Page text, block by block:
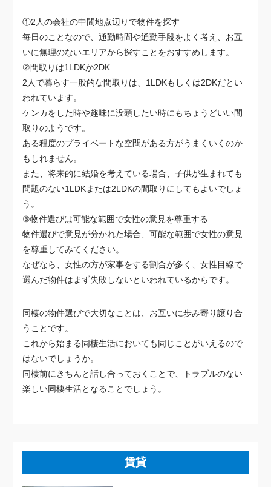
①2人の会社の中間地点辺りで物件を探す
毎日のことなので、通勤時間や通勤手段をよく考え、お互
いに無理のないエリアから探すことをおすすめします。
②間取りは1LDKか2DK
2人で暮らす一般的な間取りは、1LDKもしくは2DKだとい
われています。
ケンカをした時や趣味に没頭したい時にもちょうどいい間
取りのようです。
ある程度のプライベートな空間がある方がうまくいくのか
もしれません。
また、将来的に結婚を考えている場合、子供が生まれても
問題のない1LDKまたは2LDKの間取りにしてもよいでしょ
う。
③物件選びは可能な範囲で女性の意見を尊重する
物件選びで意見が分かれた場合、可能な範囲で女性の意見
を尊重してみてください。
なぜなら、女性の方が家事をする割合が多く、女性目線で
選んだ物件はまず失敗しないといわれているからです。
同棲の物件選びで大切なことは、お互いに歩み寄り譲り合
うことです。
これから始まる同棲生活においても同じことがいえるので
はないでしょうか。
同棲前にきちんと話し合っておくことで、トラブルのない
楽しい同棲生活となることでしょう。
賃貸